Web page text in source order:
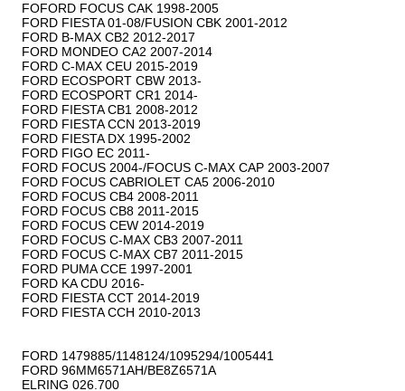
FOFORD FOCUS CAK 1998-2005
FORD FIESTA 01-08/FUSION CBK 2001-2012
FORD B-MAX CB2 2012-2017
FORD MONDEO CA2 2007-2014
FORD C-MAX CEU 2015-2019
FORD ECOSPORT CBW 2013-
FORD ECOSPORT CR1 2014-
FORD FIESTA CB1 2008-2012
FORD FIESTA CCN 2013-2019
FORD FIESTA DX 1995-2002
FORD FIGO EC 2011-
FORD FOCUS 2004-/FOCUS C-MAX CAP 2003-2007
FORD FOCUS CABRIOLET CA5 2006-2010
FORD FOCUS CB4 2008-2011
FORD FOCUS CB8 2011-2015
FORD FOCUS CEW 2014-2019
FORD FOCUS C-MAX CB3 2007-2011
FORD FOCUS C-MAX CB7 2011-2015
FORD PUMA CCE 1997-2001
FORD KA CDU 2016-
FORD FIESTA CCT 2014-2019
FORD FIESTA CCH 2010-2013
FORD 1479885/1148124/1095294/1005441
FORD 96MM6571AH/BE8Z6571A
ELRING 026.700